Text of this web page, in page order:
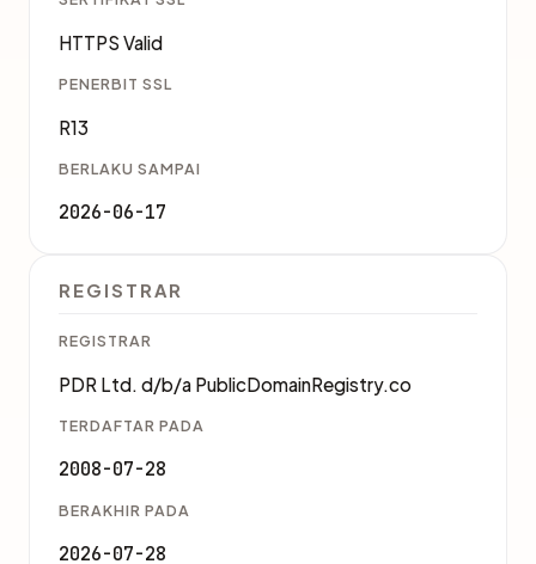
HTTPS Valid
PENERBIT SSL
R13
BERLAKU SAMPAI
2026-06-17
REGISTRAR
REGISTRAR
PDR Ltd. d/b/a PublicDomainRegistry.co
TERDAFTAR PADA
2008-07-28
BERAKHIR PADA
2026-07-28